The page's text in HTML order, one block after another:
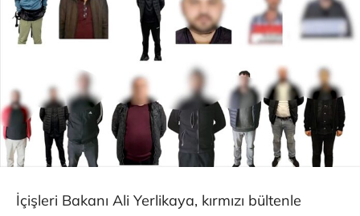
İçişleri Bakanı Ali Yerlikaya, kırmızı bültenle